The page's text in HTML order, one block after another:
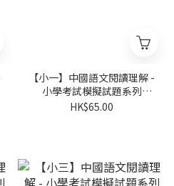
【小一】中國語文閱讀理解 -
小學考試模擬試題系列
(Joint Us)
HK$65.00